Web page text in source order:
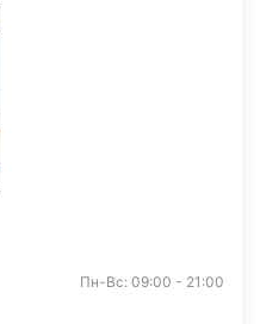
Пн-Вс: 09:00 - 21:00